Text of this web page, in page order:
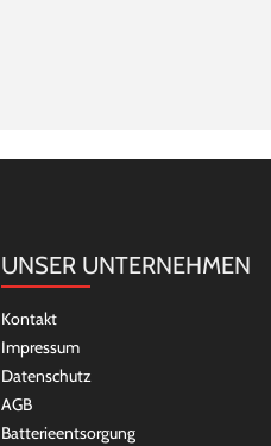
UNSER UNTERNEHMEN
Kontakt
Impressum
Datenschutz
AGB
Batterieentsorgung